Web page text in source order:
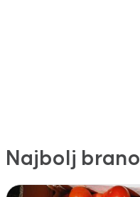
Najbolj brano